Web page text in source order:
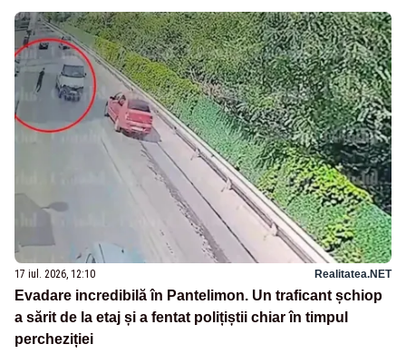
17 iul. 2026, 12:10 Realitatea.NET
Evadare incredibilă în Pantelimon. Un traficant șchiop
a sărit de la etaj și a fentat polițiștii chiar în timpul
percheziției